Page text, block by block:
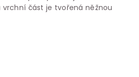
část je tvořená něžnou